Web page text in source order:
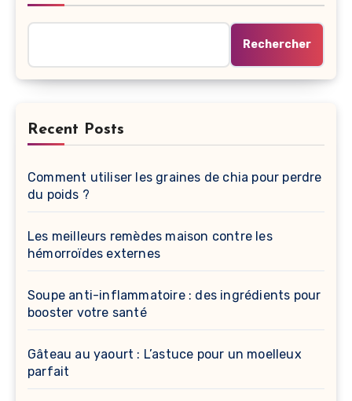
Rechercher
Recent Posts
Comment utiliser les graines de chia pour perdre
du poids ?
Les meilleurs remèdes maison contre les
hémorroïdes externes
Soupe anti-inflammatoire : des ingrédients pour
booster votre santé
Gâteau au yaourt : L’astuce pour un moelleux
parfait